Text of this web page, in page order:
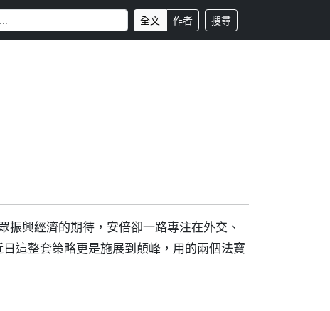
全文 作者 搜尋
興經濟的期待，安倍卻一路專注在外交、
這整套策略更是施展到顛峰，用的兩個法寶